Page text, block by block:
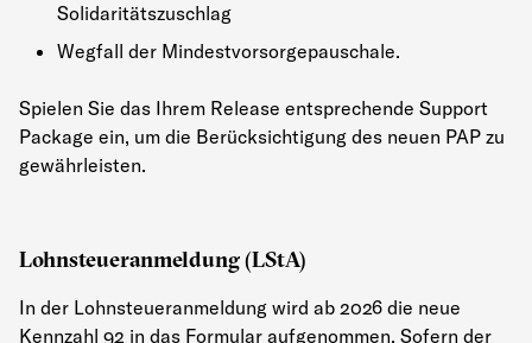
Solidaritätszuschlag
Wegfall der Mindestvorsorgepauschale.
Spielen Sie das Ihrem Release entsprechende Support
Package ein, um die Berücksichtigung des neuen PAP zu
gewährleisten.
Lohnsteueranmeldung (LStA)
In der Lohnsteueranmeldung wird ab 2026 die neue
Kennzahl 92 in das Formular aufgenommen. Sofern der